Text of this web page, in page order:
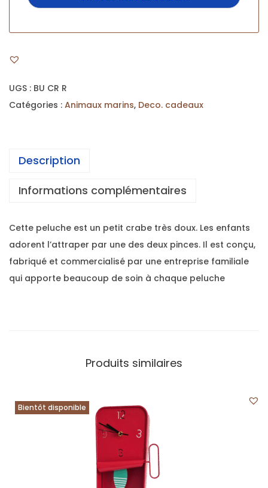
UGS : BU CR R
Catégories : Animaux marins, Deco. cadeaux
Description
Informations complémentaires
Cette peluche est un petit crabe très doux. Les enfants
adorent l’attraper par une des deux pinces. Il est conçu,
fabriqué et commercialisé par une entreprise familiale
qui apporte beaucoup de soin à chaque peluche
Produits similaires
Bientôt disponible